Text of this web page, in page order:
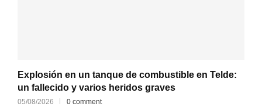
Explosión en un tanque de combustible en Telde:
un fallecido y varios heridos graves
05/08/2026 0 comment